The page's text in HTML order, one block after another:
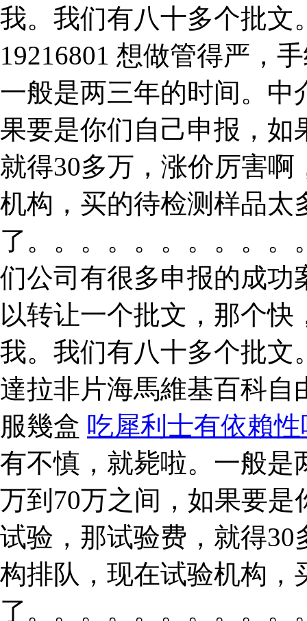
我。我们有八十多个批文
19216801 想做管得严，
一般是两三年的时间。中
果要是你们自己申报，如
就得30多万，涨价厉害
机构，买的待检测样品太
了。。。。。。。。。
们公司有很多申报的成功
以转让一个批文，那个
我。我们有八十多个批文
達拉非片海馬維基百科自
服幾盒 吃犀利士有依賴性
有不慎，就毙啦。一般是
万到70万之间，如果要
试验，那试验费，就得
构排队，现在试验机构，
了。。。。。。。。。